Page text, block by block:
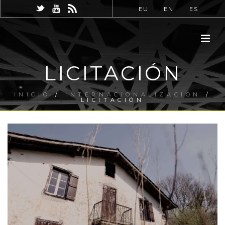
EU EN ES
LICITACIÓN
INICIO/INTERNACIONALIZACIÓN /
LICITACIÓN